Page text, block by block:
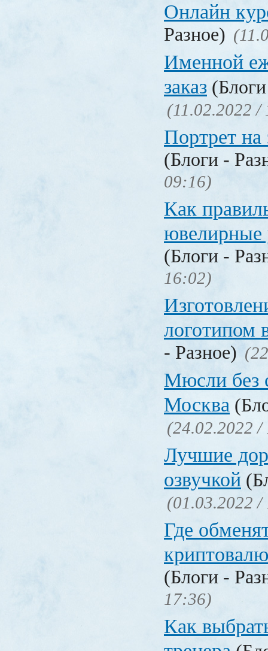
Онлайн
Разное)
Именной
заказ
(11.02.2022 /
Портрет на
(Блоги -
09:16)
Как
ювелирные
(Блоги -
16:02)
логотипом
- Разное)
Мюсли без
Москва
(24.02.2022 /
Лучшие
озвучкой
(01.03.2022 /
Где
(Блоги -
17:36)
Как